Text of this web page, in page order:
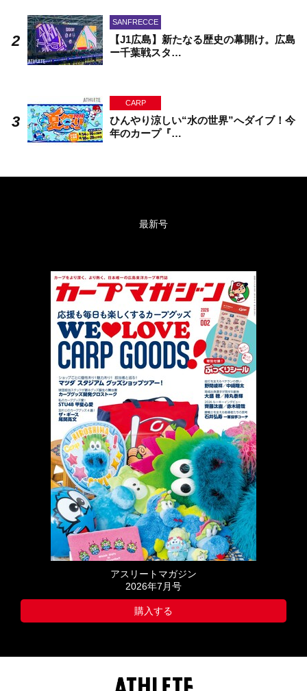
SANFRECCE
【J1広島】新たなる歴史の幕開け。広島
ー千葉戦スタ…
CARP
ひんやり涼しい“水の世界”へダイブ！今
年のカープ『…
最新号
アスリートマガジン
2026年7月号
購入する